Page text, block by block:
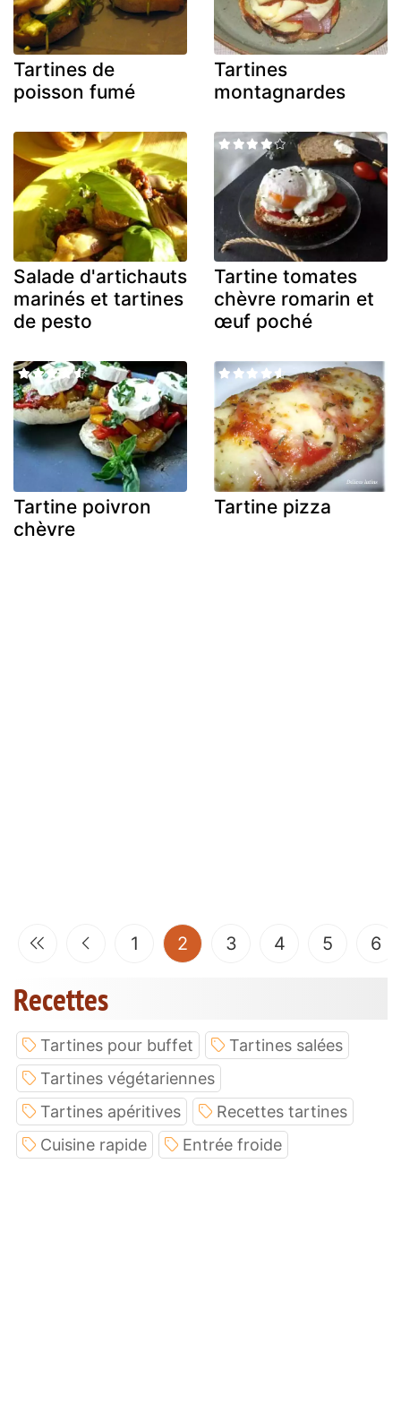
Tartines de
poisson fumé
Tartines
montagnardes
Salade d'artichauts
marinés et tartines
de pesto
Tartine tomates
chèvre romarin et
œuf poché
Tartine poivron
chèvre
Tartine pizza
1 2 (current)
3 4 5 6
Recettes
Tartines pour buffet
Tartines salées
Tartines végétariennes
Tartines apéritives
Recettes tartines
Cuisine rapide
Entrée froide